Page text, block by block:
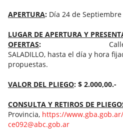
APERTURA: Día 24 de
LUGAR DE APERTURA Y
OFERTAS: Calle
SALADILLO, hasta el día y hora
propuestas.
VALOR DEL PLIEGO: $ 2.000,00.-
CONSULTA Y RETIROS DE
Provincia, https://
ce092@abc.gob.ar